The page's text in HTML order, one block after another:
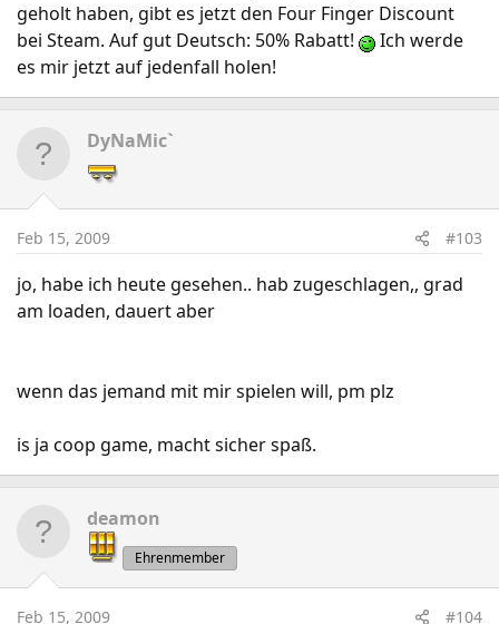
geholt haben, gibt es jetzt den Four Finger Discount
bei Steam. Auf gut Deutsch: 50% Rabatt!
Ich werde
es mir jetzt auf jedenfall holen!
DyNaMic`
Feb 15, 2009 #103
jo, habe ich heute gesehen.. hab zugeschlagen,, grad
am loaden, dauert aber
wenn das jemand mit mir spielen will, pm plz
is ja coop game, macht sicher spaß.
deamon
Ehrenmember
Feb 15, 2009 #104